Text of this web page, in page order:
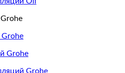
Grohe
Grohe
Grohe